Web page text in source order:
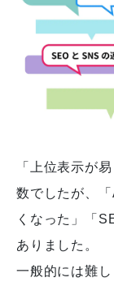
「上位表示が
数でしたが、
くなった」「
ありました。
一般的には難